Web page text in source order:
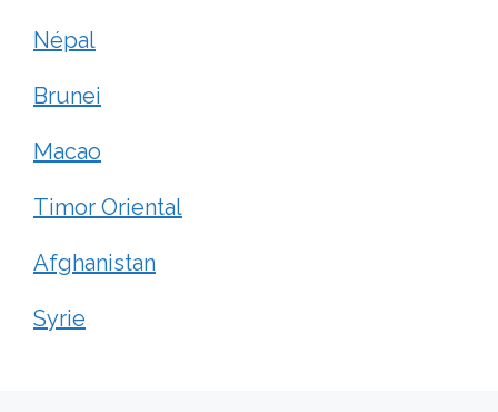
Népal
Brunei
Macao
Timor Oriental
Afghanistan
Syrie